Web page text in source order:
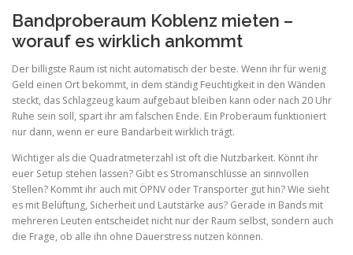
Bandproberaum Koblenz mieten –
worauf es wirklich ankommt
Der billigste Raum ist nicht automatisch der beste. Wenn ihr für wenig
Geld einen Ort bekommt, in dem ständig Feuchtigkeit in den Wänden
steckt, das Schlagzeug kaum aufgebaut bleiben kann oder nach 20 Uhr
Ruhe sein soll, spart ihr am falschen Ende. Ein Proberaum funktioniert
nur dann, wenn er eure Bandarbeit wirklich trägt.
Wichtiger als die Quadratmeterzahl ist oft die Nutzbarkeit. Könnt ihr
euer Setup stehen lassen? Gibt es Stromanschlüsse an sinnvollen
Stellen? Kommt ihr auch mit ÖPNV oder Transporter gut hin? Wie sieht
es mit Belüftung, Sicherheit und Lautstärke aus? Gerade in Bands mit
mehreren Leuten entscheidet nicht nur der Raum selbst, sondern auch
die Frage, ob alle ihn ohne Dauerstress nutzen können.